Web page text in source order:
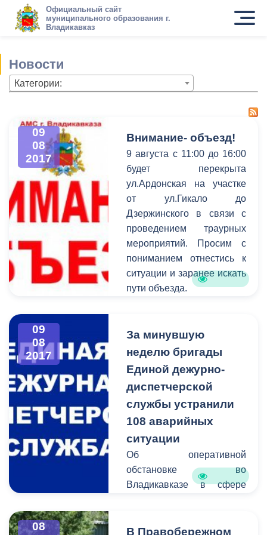
Официальный сайт
муниципального образования г.
Владикавказ
Новости
Категории:
09
08
2017
Внимание- объезд!
9 августа с 11:00 до 16:00
будет перекрыта
ул.Ардонская на участке
от ул.Гикало до
Дзержинского в связи с
проведением траурных
мероприятий. Просим с
пониманием отнестись к
ситуации и заранее искать
пути объезда.
09
08
2017
За минувшую
неделю бригады
Единой дежурно-
диспетчерской
службы устранили
108 аварийных
ситуации
Об оперативной
обстановке во
Владикавказе в сфере
Единая дежурно-
08
В Правобережном